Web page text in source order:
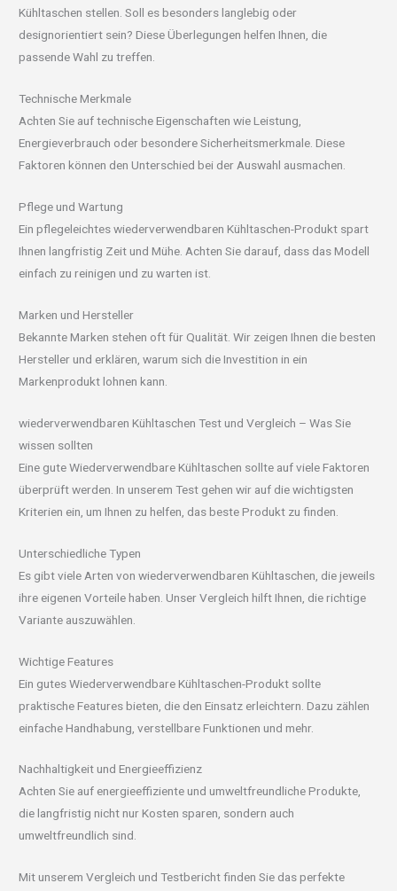
Kühltaschen stellen. Soll es besonders langlebig oder
designorientiert sein? Diese Überlegungen helfen Ihnen, die
passende Wahl zu treffen.
Technische Merkmale
Achten Sie auf technische Eigenschaften wie Leistung,
Energieverbrauch oder besondere Sicherheitsmerkmale. Diese
Faktoren können den Unterschied bei der Auswahl ausmachen.
Pflege und Wartung
Ein pflegeleichtes wiederverwendbaren Kühltaschen-Produkt spart
Ihnen langfristig Zeit und Mühe. Achten Sie darauf, dass das Modell
einfach zu reinigen und zu warten ist.
Marken und Hersteller
Bekannte Marken stehen oft für Qualität. Wir zeigen Ihnen die besten
Hersteller und erklären, warum sich die Investition in ein
Markenprodukt lohnen kann.
wiederverwendbaren Kühltaschen Test und Vergleich – Was Sie
wissen sollten
Eine gute Wiederverwendbare Kühltaschen sollte auf viele Faktoren
überprüft werden. In unserem Test gehen wir auf die wichtigsten
Kriterien ein, um Ihnen zu helfen, das beste Produkt zu finden.
Unterschiedliche Typen
Es gibt viele Arten von wiederverwendbaren Kühltaschen, die jeweils
ihre eigenen Vorteile haben. Unser Vergleich hilft Ihnen, die richtige
Variante auszuwählen.
Wichtige Features
Ein gutes Wiederverwendbare Kühltaschen-Produkt sollte
praktische Features bieten, die den Einsatz erleichtern. Dazu zählen
einfache Handhabung, verstellbare Funktionen und mehr.
Nachhaltigkeit und Energieeffizienz
Achten Sie auf energieeffiziente und umweltfreundliche Produkte,
die langfristig nicht nur Kosten sparen, sondern auch
umweltfreundlich sind.
Mit unserem Vergleich und Testbericht finden Sie das perfekte